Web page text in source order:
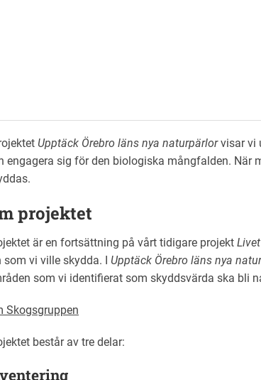
Upptäck Örebro läns nya naturpärlorvisar vi
engagera sig för den biologiska mångfalden. När
projektet
är en fortsättning på vårt tidigare projekt
som vi ville skydda. I Upptäck Örebro läns nya
som vi identifierat som skyddsvärda ska bli
Skogsgruppen
består av tre delar: